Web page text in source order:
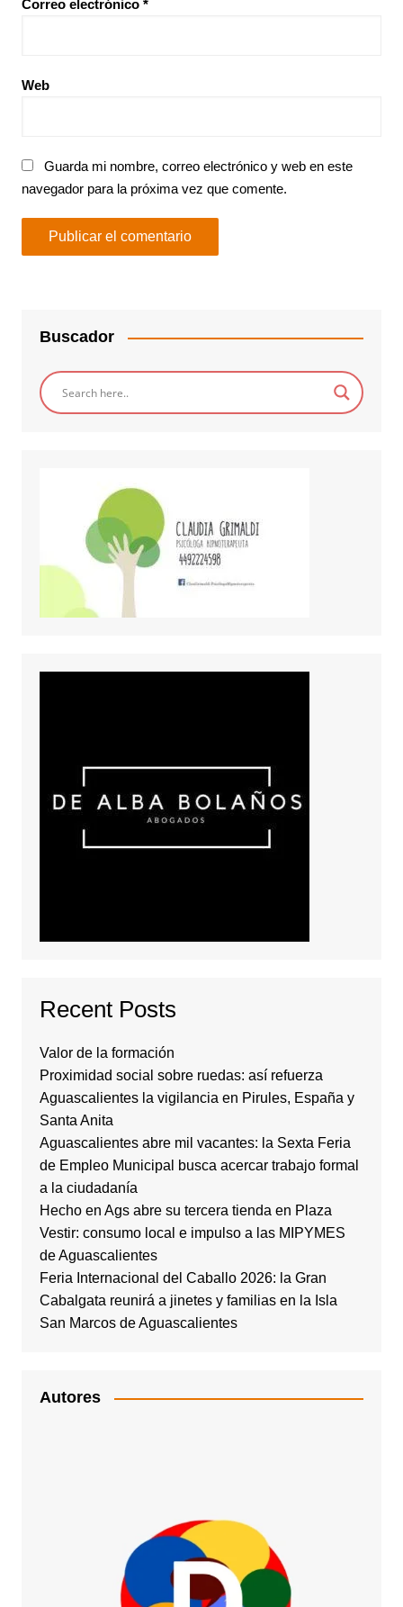
Correo electrónico *
Web
Guarda mi nombre, correo electrónico y web en este
navegador para la próxima vez que comente.
Buscador
Recent Posts
Valor de la formación
Proximidad social sobre ruedas: así refuerza
Aguascalientes la vigilancia en Pirules, España y
Santa Anita
Aguascalientes abre mil vacantes: la Sexta Feria
de Empleo Municipal busca acercar trabajo formal
a la ciudadanía
Hecho en Ags abre su tercera tienda en Plaza
Vestir: consumo local e impulso a las MIPYMES
de Aguascalientes
Feria Internacional del Caballo 2026: la Gran
Cabalgata reunirá a jinetes y familias en la Isla
San Marcos de Aguascalientes
Autores